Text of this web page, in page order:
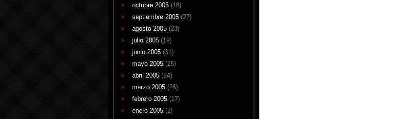
octubre 2005 (18)
septiembre 2005 (27)
agosto 2005 (23)
julio 2005 (19)
junio 2005 (31)
mayo 2005 (25)
abril 2005 (24)
marzo 2005 (26)
febrero 2005 (17)
enero 2005 (2)